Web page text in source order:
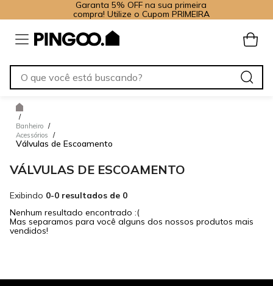
Garanta 5% OFF na sua primeira
compra! Utilize o Cupom PRIMEIRA
/
Banheiro /
Acessórios
/
Válvulas de Escoamento
VÁLVULAS DE ESCOAMENTO
Exibindo 0-0 resultados de 0
Nenhum resultado encontrado :(
Mas separamos para você alguns dos nossos produtos mais
vendidos!